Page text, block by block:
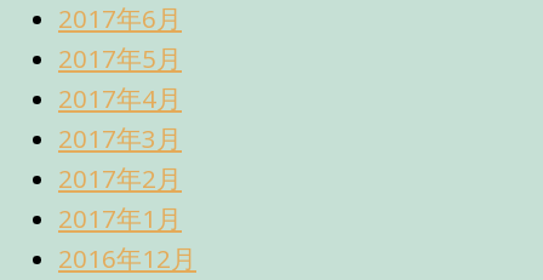
2017年6月
2017年5月
2017年4月
2017年3月
2017年2月
2017年1月
2016年12月